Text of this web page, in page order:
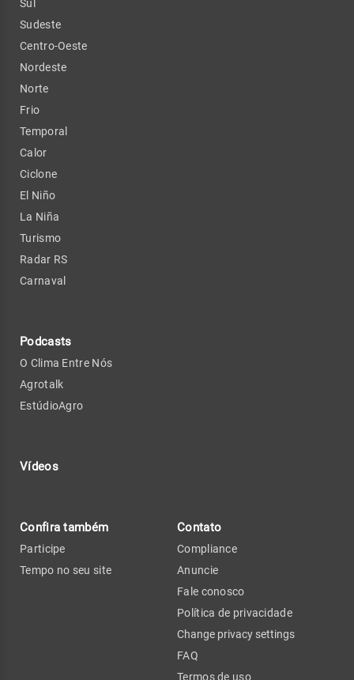
Sul
Sudeste
Centro-Oeste
Nordeste
Norte
Frio
Temporal
Calor
Ciclone
El Niño
La Niña
Turismo
Radar RS
Carnaval
Podcasts
O Clima Entre Nós
Agrotalk
EstúdioAgro
Vídeos
Confira também
Participe
Tempo no seu site
Contato
Compliance
Anuncie
Fale conosco
Política de privacidade
Change privacy settings
FAQ
Termos de uso